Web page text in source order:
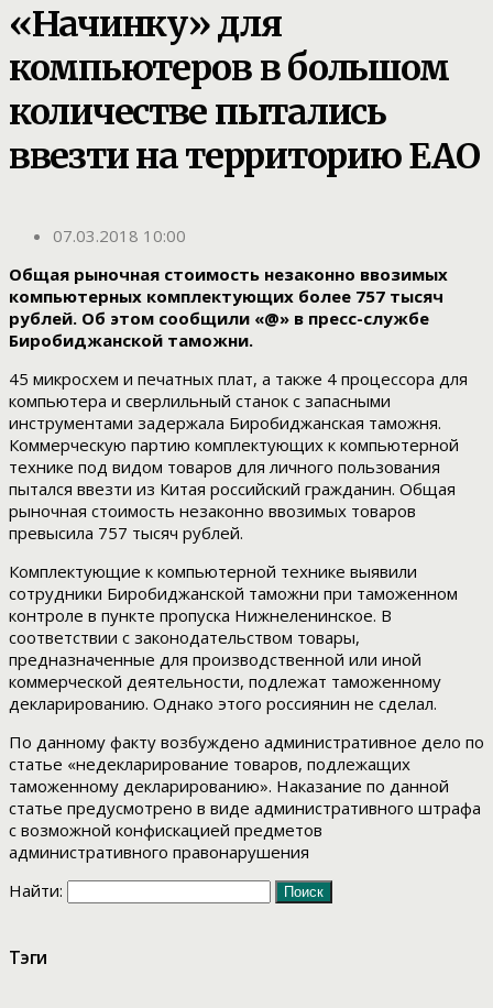
«Начинку» для
компьютеров в большом
количестве пытались
ввезти на территорию ЕАО
07.03.2018 10:00
Общая рыночная стоимость незаконно ввозимых
компьютерных комплектующих более 757 тысяч
рублей. Об этом сообщили «@» в пресс-службе
Биробиджанской таможни.
45 микросхем и печатных плат, а также 4 процессора для
компьютера и сверлильный станок с запасными
инструментами задержала Биробиджанская таможня.
Коммерческую партию комплектующих к компьютерной
технике под видом товаров для личного пользования
пытался ввезти из Китая российский гражданин. Общая
рыночная стоимость незаконно ввозимых товаров
превысила 757 тысяч рублей.
Комплектующие к компьютерной технике выявили
сотрудники Биробиджанской таможни при таможенном
контроле в пункте пропуска Нижнеленинское. В
соответствии с законодательством товары,
предназначенные для производственной или иной
коммерческой деятельности, подлежат таможенному
декларированию. Однако этого россиянин не сделал.
По данному факту возбуждено административное дело по
статье «недекларирование товаров, подлежащих
таможенному декларированию». Наказание по данной
статье предусмотрено в виде административного штрафа
с возможной конфискацией предметов
административного правонарушения
Найти:
Тэги